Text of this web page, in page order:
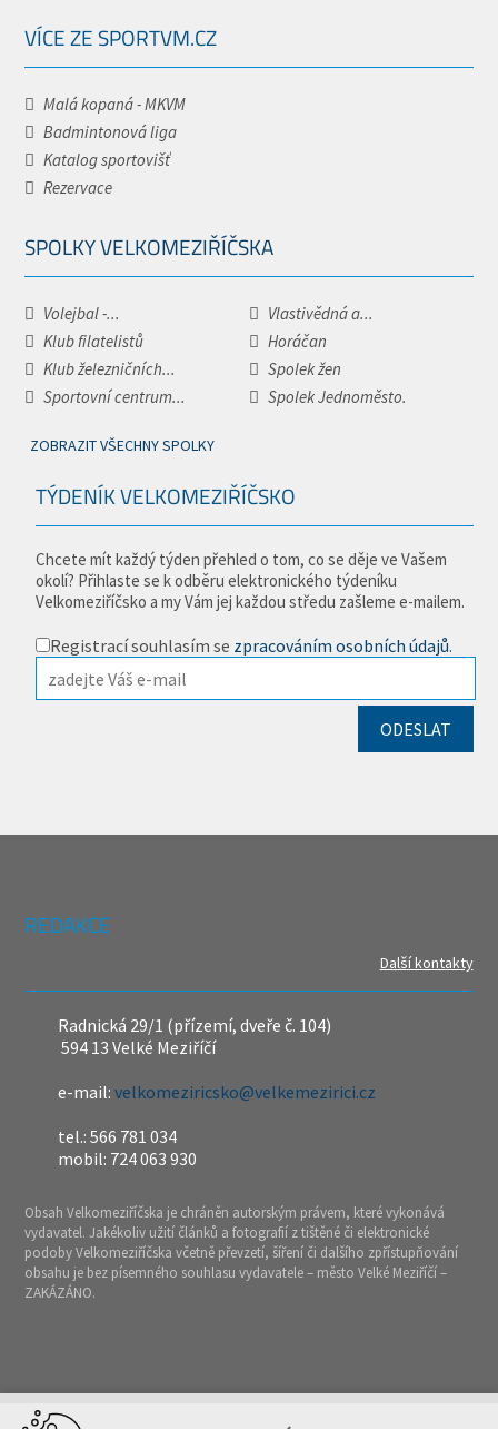
VÍCE ZE SPORTVM.CZ
Malá kopaná - MKVM
Badmintonová liga
Katalog sportovišť
Rezervace
SPOLKY VELKOMEZIŘÍČSKA
Volejbal -...
Vlastivědná a...
Klub filatelistů
Horáčan
Klub železničních...
Spolek žen
Sportovní centrum...
Spolek Jednoměsto.
ZOBRAZIT VŠECHNY SPOLKY
TÝDENÍK VELKOMEZIŘÍČSKO
Chcete mít každý týden přehled o tom, co se děje ve Vašem
okolí? Přihlaste se k odběru elektronického týdeníku
Velkomeziříčsko a my Vám jej každou středu zašleme e-mailem.
Registrací souhlasím se zpracováním osobních údajů.
REDAKCE
Další kontakty
Radnická 29/1 (přízemí, dveře č. 104)
594 13 Velké Meziříčí
e-mail:velkomeziricsko@velkemezirici.cz
tel.: 566 781 034
mobil: 724 063 930
Obsah Velkomeziříčska je chráněn autorským právem, které vykonává
vydavatel. Jakékoliv užití článků a fotografií z tištěné či elektronické
podoby Velkomeziříčska včetně převzetí, šíření či dalšího zpřístupňování
obsahu je bez písemného souhlasu vydavatele – město Velké Meziříčí –
ZAKÁZÁNO.